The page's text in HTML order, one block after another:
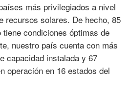
más privilegiados a nivel
recursos solares. De hecho, 85
condiciones óptimas de
nuestro país cuenta con más
capacidad instalada y 67
operación en 16 estados del